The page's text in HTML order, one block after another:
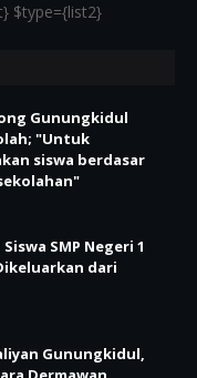
$type={list2}
Gunungkidul
"Untuk
siswa berdasar
SMP Negeri 1
dari
Gunungkidul,